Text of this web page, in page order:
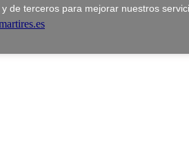
de terceros para mejorar nuestros